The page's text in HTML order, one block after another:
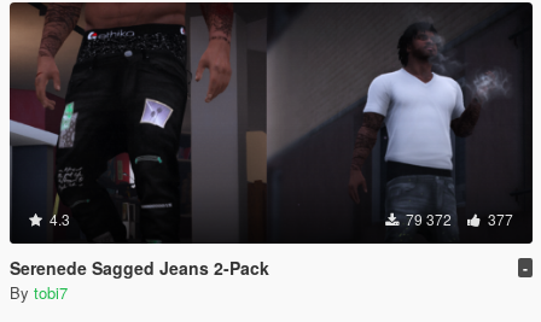
4.3 79 372 377
Serenede Sagged Jeans 2-Pack -
By tobi7